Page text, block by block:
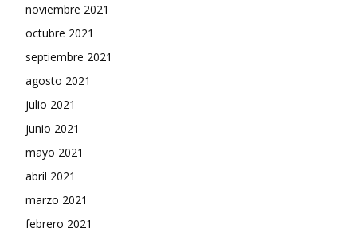
noviembre 2021
octubre 2021
septiembre 2021
agosto 2021
julio 2021
junio 2021
mayo 2021
abril 2021
marzo 2021
febrero 2021